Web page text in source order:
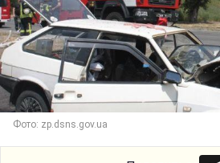
Фото: zp.dsns.gov.ua